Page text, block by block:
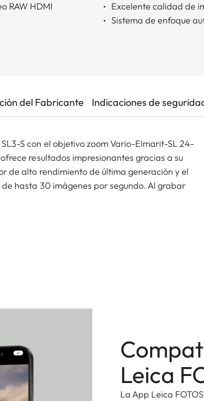
RAW HDMI
Excelente calidad de
Sistema de enfoque
del Fabricante Indicaciones de
S con el objetivo zoom Vario-Elmarit-SL 24-
resultados impresionantes gracias a su
de alto rendimiento de última generación y el
hasta 30 imágenes por segundo. Al grabar
flujo de trabajo óptimo. También cabe
L, que la convierten en la herramienta
Leica
La App Leica